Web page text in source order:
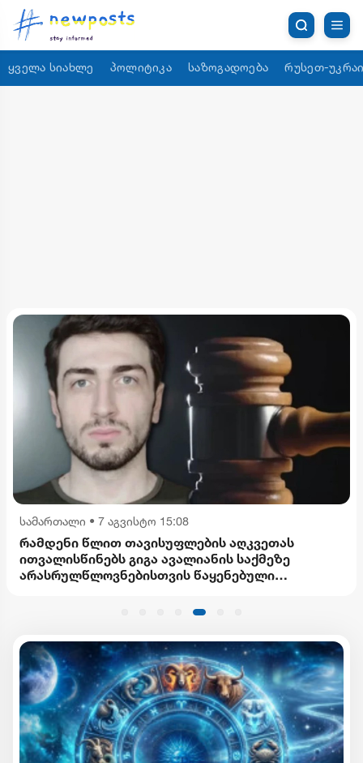
ყველა სიახლე პოლიტიკა საზოგადოება რუსეთ-
სამართალი • 7 აგვისტო 15:08
რამდენი წლით თავისუფლების აღკვეთას
ითვალისწინებს გიგა ავალიანის საქმეზე
არასრულწლოვნებისთვის წაყენებული